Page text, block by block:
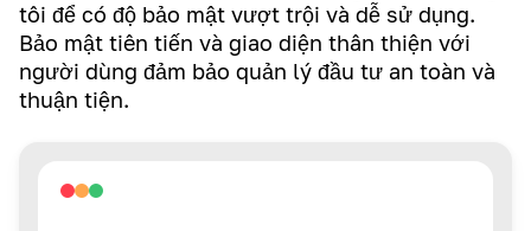
tôi để có độ bảo mật vượt trội và dễ sử dụng.
Bảo mật tiên tiến và giao diện thân thiện với
người dùng đảm bảo quản lý đầu tư an toàn và
thuận tiện.